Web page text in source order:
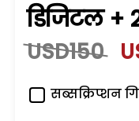
डिजिटल +
USD150
सब्सक्रिप्शन